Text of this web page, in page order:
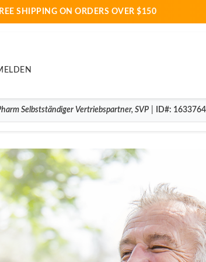
SHIPPING ON ORDERS OVER $150
Selbstständiger Vertriebspartner,SVP ID#: